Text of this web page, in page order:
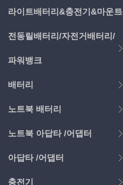
라이트배터리&충전기&마운트
전동릴배터리/자전거배터리/
파워뱅크
배터리
노트북 배터리
노트북 아답타 /어댑터
아답타 /어댑터
충전기